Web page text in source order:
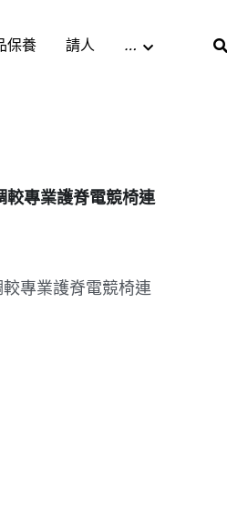
保養 請人 …
專業護脊電競椅連
專業護脊電競椅連